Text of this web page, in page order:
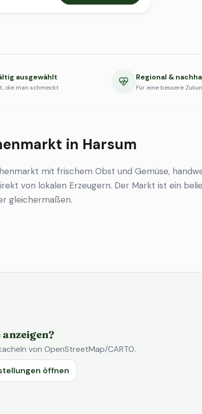
ausgewählt
die man schmeckt
Regional &
Für eine bessere
in Harsum
mit frischem Obst und Gemüse,
von lokalen Erzeugern. Der Markt ist ein
gleichermaßen.
von OpenStreetMap/CARTO.
öffnen